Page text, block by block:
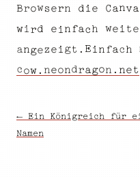
Brow sern d i e Canva
w i rd e i n fac h we i te
angez e i gt . E i n fac h
c ow . neondragon . ne t
← Ein Königreich für
Namen